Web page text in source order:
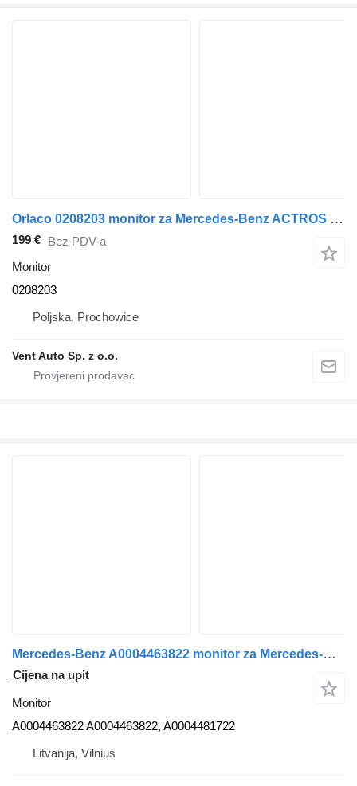
Orlaco 0208203 monitor za Mercedes-Benz ACTROS MP4 tegljača
199 € Bez PDV-a
Monitor
0208203
Poljska, Prochowice
Vent Auto Sp. z o.o.
Mercedes-Benz A0004463822 monitor za Mercedes-Benz L MP5 tegljača
Cijena na upit
Monitor
A0004463822 A0004463822, A0004481722
Litvanija, Vilnius